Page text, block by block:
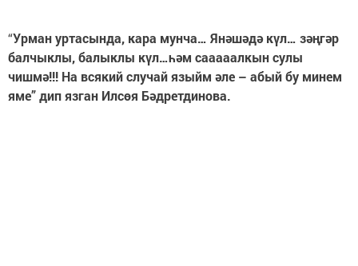
“Урман уртасында, кара мунча… Янәшәдә күл… зәңгәр
балчыклы, балыклы күл…һәм сааааалкын сулы
чишмә!!! На всякий случай языйм әле – абый бу минем
яме” дип язган Илсөя Бәдретдинова.